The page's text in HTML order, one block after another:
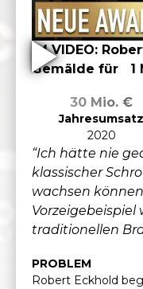
IM VIDEO:
Gemälde für 1
30 Mio. €
Jahresumsatz
2020
“Ich hätte nie
klassischer
wachsen
Vorzeigebeispiel
traditionellen
PROBLEM
Robert Eckhold